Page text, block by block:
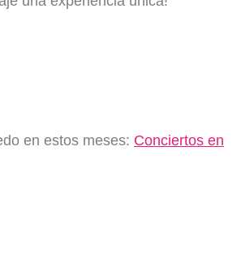
en estos meses: Conciertos en